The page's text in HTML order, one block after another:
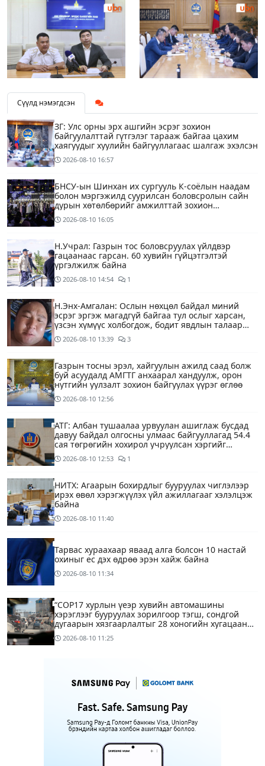
Сүүлд нэмэгдсэн
ЗГ: Улс орны эрх ашгийн эсрэг зохион
байгуулалттай гүтгэлэг тарааж байгаа цахим
хаягуудыг хуулийн байгууллагаас шалгаж эхэлсэн
2026-08-10 16:57
БНСУ-ын Шинхан их сургууль К-соёлын наадам
болон мэргэжилд суурилсан боловсролын сайн
дурын хөтөлбөрийг амжилттай зохион
байгууллаа
2026-08-10 16:05
Н.Учрал: Газрын тос боловсруулах үйлдвэр
гацаанаас гарсан. 60 хувийн гүйцэтгэлтэй
үргэлжилж байна
2026-08-10 14:54 1
Н.Энх-Амгалан: Ослын нөхцөл байдал миний
эсрэг эргэж магадгүй байгаа тул ослыг харсан,
үзсэн хүмүүс холбогдож, бодит явдлын талаар
ярьж өгч тусална уу
2026-08-10 13:39 3
Газрын тосны эрэл, хайгуулын ажилд саад болж
буй асуудалд АМГТГ анхаарал хандуулж, орон
нутгийн уулзалт зохион байгуулах үүрэг өглөө
2026-08-10 12:56
АТГ: Албан тушаалаа урвуулан ашиглаж бусдад
давуу байдал олгосны улмаас байгууллагад 54.4
сая төгрөгийн хохирол учруулсан хэргийг
прокурорт шилжүүллээ
2026-08-10 12:53 1
НИТХ: Агаарын бохирдлыг бууруулах чиглэлээр
ирэх өвөл хэрэгжүүлэх үйл ажиллагааг хэлэлцэж
байна
2026-08-10 11:40
Тарвас хураахаар яваад алга болсон 10 настай
охиныг ес дэх өдрөө эрэн хайж байна
2026-08-10 11:34
“COP17 хурлын үеэр хувийн автомашины
хэрэглээг бууруулах зорилгоор тэгш, сондгой
дугаарын хязгаарлалтыг 28 хоногийн хугацаанд
хийнэ“
2026-08-10 11:25
гэж байна гэдэг нь ташаа мэдээлэл, уучлал
хүссэн захидал ирээгүй
Энэ бямба гарагаас тэгш, сондгой дугаарын
1 цагийн өмнө